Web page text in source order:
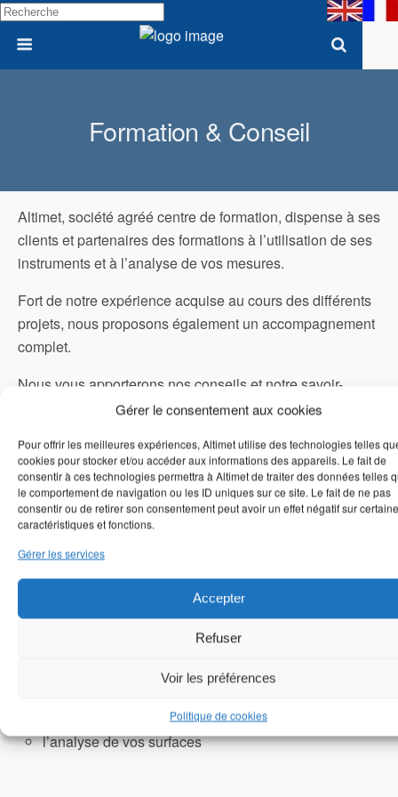
Gérer le consentement aux cookies
Pour offrir les meilleures expériences, Altimet utilise des technologies telles
cookies pour stocker et/ou accéder aux informations des appareils. Le fait de
consentir à ces technologies permettra à Altimet de traiter des données telles
le comportement de navigation ou les ID uniques sur ce site. Le fait de ne pas
consentir ou de retirer son consentement peut avoir un effet négatif sur
caractéristiques et fonctions.
Gérer les services
Accepter
Refuser
Voir les préférences
Politique de cookies
Formation & Conseil
Altimet, société agréé centre de formation, dispense à ses
clients et partenaires des formations à l’utilisation de ses
instruments et à l’analyse de vos mesures.
Fort de notre expérience acquise au cours des différents
projets, nous proposons également un accompagnement
complet.
Nous vous apporterons nos conseils et notre savoir-
la qualification de votre besoin
la validation métrologique de votre instrument
la mise en service de votre station
l’analyse de vos surfaces